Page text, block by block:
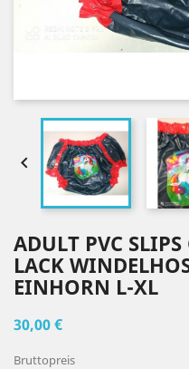

ADULT PVC
LACK
EINHORN L-XL
30,00 €
Bruttopreis